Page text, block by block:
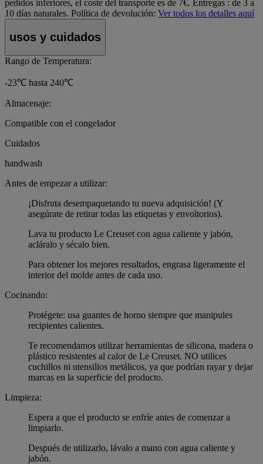
pedidos inferiores, el coste del transporte es de 7€. Entregas : de 3 a
10 días naturales. Política de devolución: Ver todos los detalles aquí
usos y cuidados
Rango de Temperatura:
-23℃ hasta 240℃
Almacenaje:
Compatible con el congelador
Cuidados
handwash
Antes de empezar a utilizar:
¡Disfruta desempaquetando tu nueva adquisición! (Y
asegúrate de retirar todas las etiquetas y envoltorios).
Lava tu producto Le Creuset con agua caliente y jabón,
acláralo y sécalo bien.
Para obtener los mejores resultados, engrasa ligeramente el
interior del molde antes de cada uso.
Cocinando:
Protégete: usa guantes de horno siempre que manipules
recipientes calientes.
Te recomendamos utilizar herramientas de silicona, madera o
plástico resistentes al calor de Le Creuset. NO utilices
cuchillos ni utensilios metálicos, ya que podrían rayar y dejar
marcas en la superficie del producto.
Limpieza:
Espera a que el producto se enfríe antes de comenzar a
limpiarlo.
Después de utilizarlo, lávalo a mano con agua caliente y
jabón.